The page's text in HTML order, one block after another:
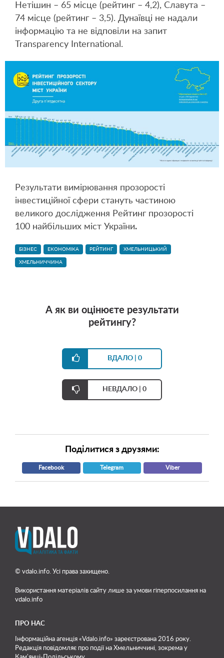
Нетішин – 65 місце (рейтинг – 4,2), Славута –
74 місце (рейтинг – 3,5). Дунаївці не надали
інформацію та не відповіли на запит
Transparency International.
Результати вимірювання прозорості
інвестиційної сфери стануть частиною
великого дослідження Рейтинг прозорості
100 найбільших міст України.
БІЗНЕС ЕКОНОМІКА РЕЙТИНГ ХМЕЛЬНИЦЬКИЙ
ХМЕЛЬНИЧЧИНА
А як ви оцінюєте результати
рейтингу?
 0
 0
Поділитися з друзями:
Facebook Telegram Viber
© vdalo.info. Усі права захищено.
Використання матеріалів сайту лише за умови гіперпосилання на
vdalo.info
ПРО НАС
Інформаційна агенція «Vdalo.info» зареєстрована 2016 року.
Редакція повідомляє про події на Хмельниччині, зокрема у